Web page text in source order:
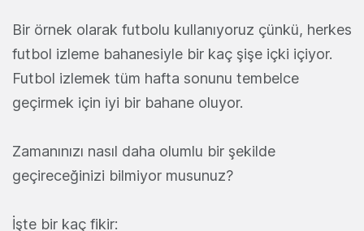
Bir örnek olarak futbolu kullanıyoruz çünkü, herkes
futbol izleme bahanesiyle bir kaç şişe içki içiyor.
Futbol izlemek tüm hafta sonunu tembelce
geçirmek için iyi bir bahane oluyor.
Zamanınızı nasıl daha olumlu bir şekilde
geçireceğinizi bilmiyor musunuz?
İşte bir kaç fikir: